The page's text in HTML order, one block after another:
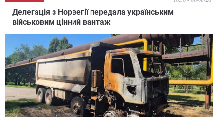
Делегація з Норвегії передала українським
військовим цінний вантаж